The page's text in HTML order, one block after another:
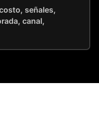
señales,
canal,